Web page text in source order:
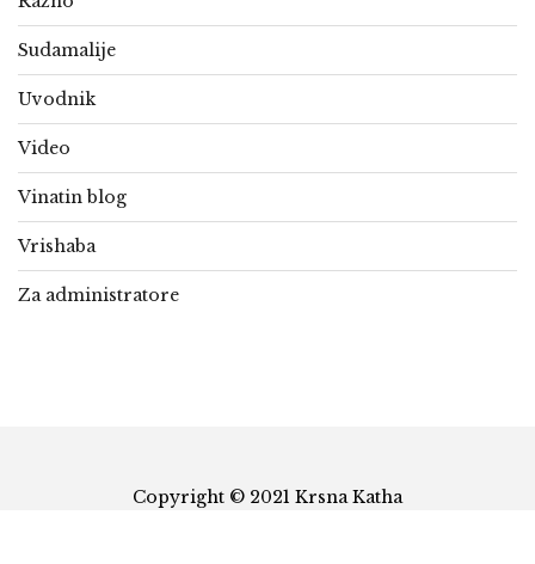
Sudamalije
Uvodnik
Video
Vinatin blog
Vrishaba
Za administratore
Copyright © 2021 Krsna Katha